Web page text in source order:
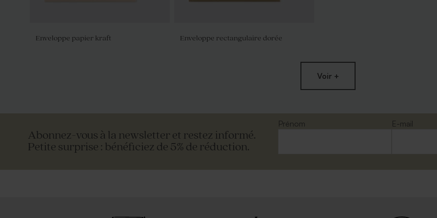
Enveloppe papier kraft Enveloppe rectangulaire dorée
Voir +
Abonnez-vous à la newsletter et restez informé.
Petite surprise : bénéficiez de 5% de réduction.
Prénom
E-mail